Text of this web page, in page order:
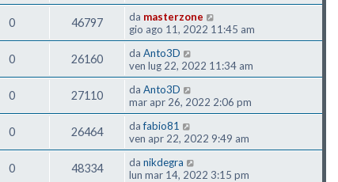
0 46797 da masterzone
gio ago 11, 2022 11:45 am
0 26160 da Anto3D
ven lug 22, 2022 11:34 am
0 27110 da Anto3D
mar apr 26, 2022 2:06 pm
0 26464 dafabio81
ven apr 22, 2022 9:49 am
0 48334 da nikdegra
lun mar 14, 2022 3:15 pm